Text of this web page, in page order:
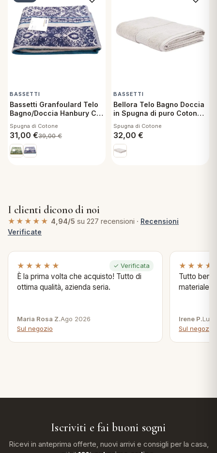
BASSETTI
Bassetti Granfoulard Telo
Bagno/Doccia Hanbury C1
Spugna di Cotone
31,00 €39,00€
BASSETTI
Bellora Telo Bagno Doccia
in Spugna di puro Cotone
Spugna di Cotone
32,00 €
I clienti dicono di noi
★★★★★ 4,94/5 su 227 recensioni · Recensioni
Verificate
★★★★★ ✓ Verificata
È la prima volta che acquisto! Tutto di
ottima qualità, azienda seria.
Maria Rosa Z.Ago 2026
Sul negozio
Tutto bene
materiale .
Irene P.Lug
Sul negozio
Iscriviti e fai buoni sogni
Ricevi in anteprima offerte, nuovi arrivi e consigli per la casa,